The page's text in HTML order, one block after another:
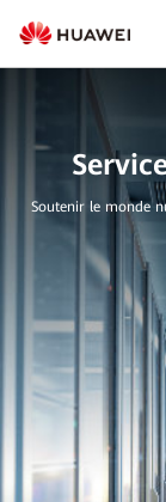
Soutenir le monde